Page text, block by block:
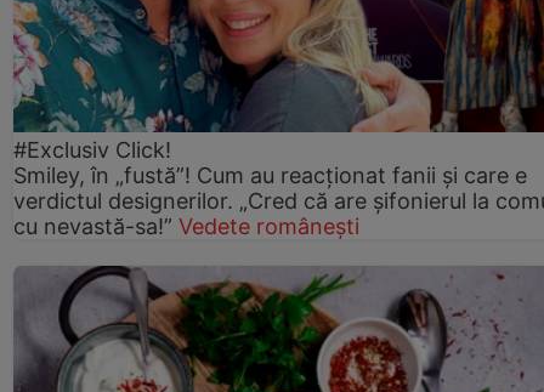
#Exclusiv Click!
Smiley, în „fustă”! Cum au reacționat fanii și care e
verdictul designerilor. „Cred că are șifonierul la
cu nevastă-sa!” Vedete românești